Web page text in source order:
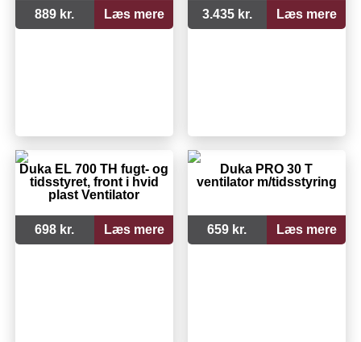
889 kr.
Læs mere 3.435 kr. Læs mere
Duka EL 700 TH fugt- og
tidsstyret, front i hvid
plast Ventilator
698 kr. Læs mere
Duka PRO 30 T
ventilator m/tidsstyring
659 kr. Læs mere